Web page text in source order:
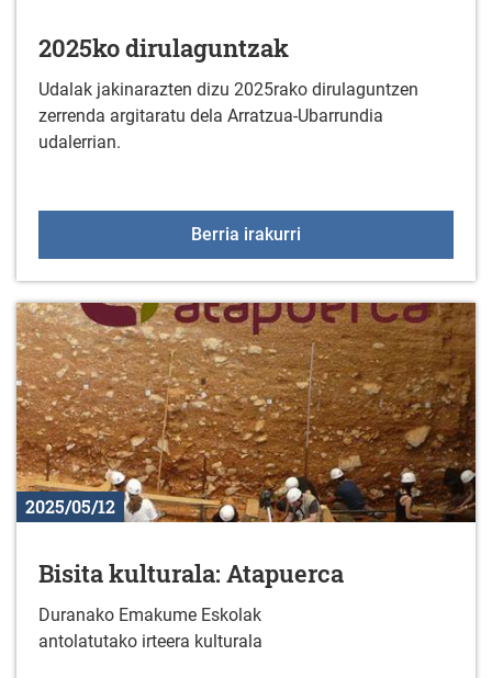
2025ko dirulaguntzak
Udalak jakinarazten dizu 2025rako dirulaguntzen
zerrenda argitaratu dela Arratzua-Ubarrundia
udalerrian.
Berria irakurri
2025/05/12
Bisita kulturala: Atapuerca
Duranako Emakume Eskolak
antolatutako irteera kulturala